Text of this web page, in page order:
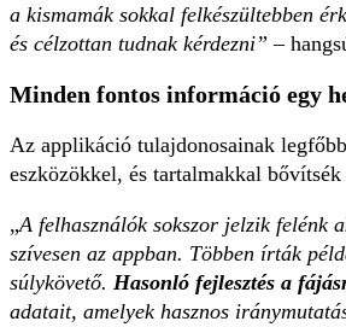
a kismamák sokkal felkészültebben
és célzottan tudnak kérdezni” –
Minden fontos információ egy
Az applikáció tulajdonosainak
eszközökkel, és tartalmakkal
„A felhasználók sokszor jelzik felénk
szívesen az appban. Többen írták
súlykövető. Hasonló fejlesztés a
adatait, amelyek hasznos